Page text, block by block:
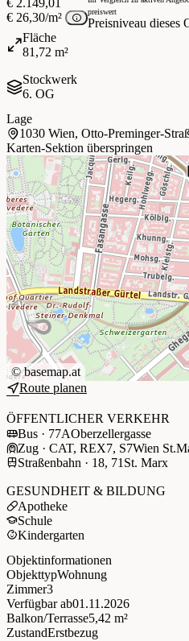
€ 2.149,01
€ 26,30/m²
preiswert
Preisniveau dieses
Fläche
81,72 m²
Stockwerk
6. OG
Lage
1030 Wien, Otto-Preminger-
Karten-Sektion überspringen
+
−
©basemap.at
Route planen
ÖFFENTLICHER VERKEHR
Bus · 77AOberzellergasse
Zug · CAT, REX7, S7Wien
Straßenbahn · 18, 71 St. Marx
GESUNDHEIT & BILDUNG
Apotheke
Schule
Kindergarten
Objektinformationen
ObjekttypWohnung
Zimmer3
Verfügbar ab01.11.2026
Balkon/Terrasse5,42 m²
ZustandErstbezug